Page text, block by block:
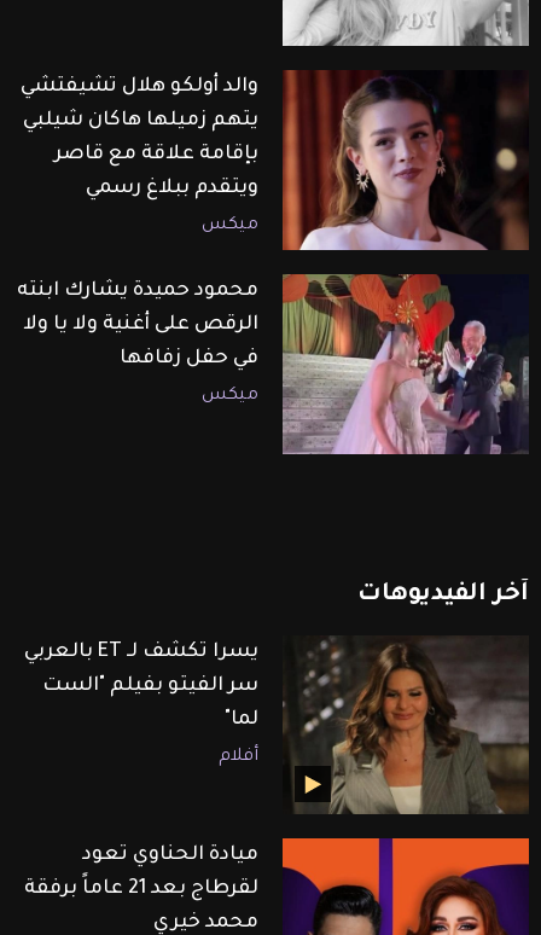
والد أولكو هلال تشيفتشي
يتهم زميلها هاكان شيلبي
بإقامة علاقة مع قاصر
ويتقدم ببلاغ رسمي
ميكس
محمود حميدة يشارك ابنته
الرقص على أغنية ولا يا ولا
في حفل زفافها
ميكس
آخر الفيديوهات
يسرا تكشف لـ ET بالعربي
سر الفيتو بفيلم "الست
لما"
أفلام
ميادة الحناوي تعود
لقرطاج بعد 21 عاماً برفقة
محمد خيري